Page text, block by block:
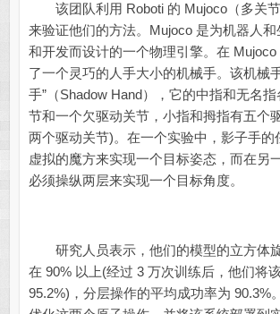
该团队利用 Roboti 的 Mujoco（多关节
来验证他们的方法。Mujoco 是为机器人
和开发而设计的一个物理引擎。在
了一个灵巧的人手大小的机械手。该机械
手”（Shadow Hand），它的中指和无名
节和一个欠驱动关节，小指和拇指有五个
两个驱动关节)。在一个实验中，影子手的
虚拟的魔方来实现一个目标姿态，而在另
必须操纵两层来实现一个目标角度。
研究人员表示，他们的模型的立方体
在 90% 以上(经过 3 万次训练后，他们将
95.2%)，分层操作的平均成功率为 90.3%